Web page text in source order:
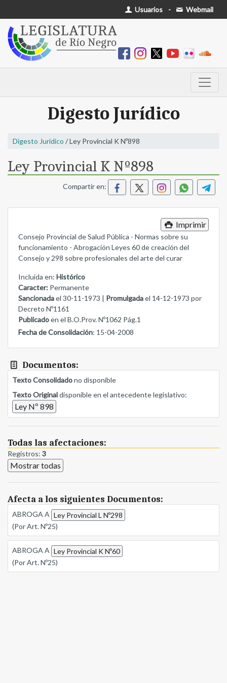
Usuarios - Webmail
Digesto Jurídico
Digesto Jurídico / Ley Provincial K Nº898
Ley Provincial K Nº898
Compartir en:
Imprimir
Consejo Provincial de Salud Pública - Normas sobre su
funcionamiento - Abrogación Leyes 60 de creación del
Consejo y 298 sobre profesionales del arte del curar
Incluida en: Histórico
Caracter: Permanente
Sancionadael 30-11-1973 | Promulgadael 14-12-1973 por
Decreto Nº1161
Publicadoen el B.O.Prov. Nº1062 Pág.1
Fecha de Consolidación: 15-04-2008
Documentos:
Texto Consolidadono disponible
Texto Originaldisponible en el antecedente legislativo:
Ley Nº 898
Todas las afectaciones:
Registros: 3
Mostrar todas
Afecta a los siguientes Documentos:
ABROGA A Ley Provincial L Nº298
(Por Art. Nº25)
ABROGA A Ley Provincial K Nº60
(Por Art. Nº25)